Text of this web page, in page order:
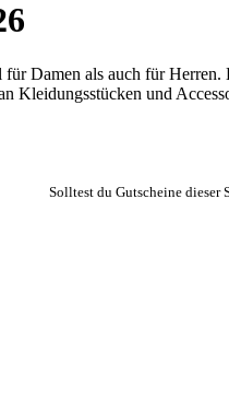
Damen als auch für
Kleidungsstücken und
Solltest du Gutscheine dieser